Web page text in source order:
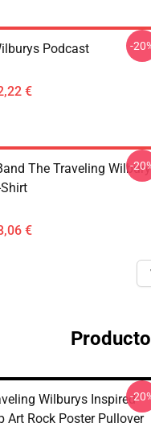
Podcast
€
-
The Traveling
€
-
Wilburys Inspired
Art Rock Poster Pullover
-